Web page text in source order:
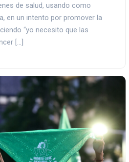
de salud, usando como
en un intento por promover la
“yo necesito que las
[…]